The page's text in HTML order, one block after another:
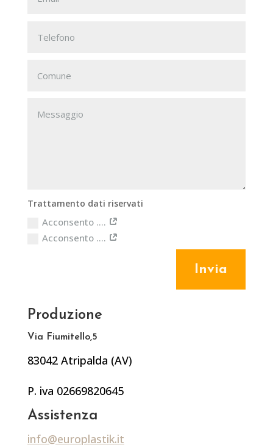
Trattamento dati riservati
Acconsento ....
Acconsento ....
Invia
Produzione
Via Fiumitello,5
83042 Atripalda (AV)
P. iva 02669820645
Assistenza
info@europlastik.it